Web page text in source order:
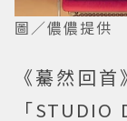
圖／儂儂提供
《驀然回
「